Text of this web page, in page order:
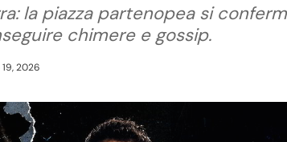
la piazza partenopea si
chimere e gossip.
2026